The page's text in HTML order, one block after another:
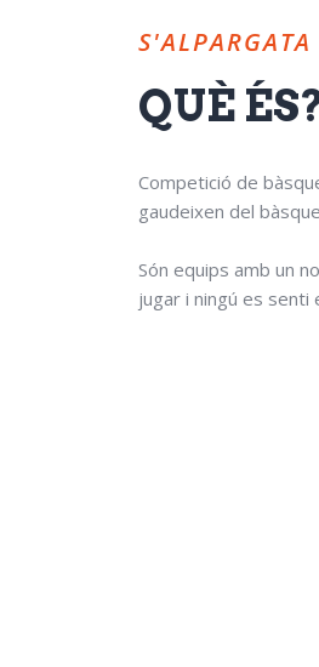
S'ALPARGATA
QUÈ
Competició de
gaudeixen del
Són equips amb un
jugar i ningú es senti